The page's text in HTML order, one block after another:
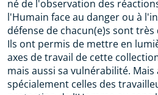
né de l'observation des
l'Humain face au danger ou à
défense de chacun(e)s sont
Ils ont permis de mettre en
axes de travail de cette
mais aussi sa vulnérabilité.
spécialement celles des